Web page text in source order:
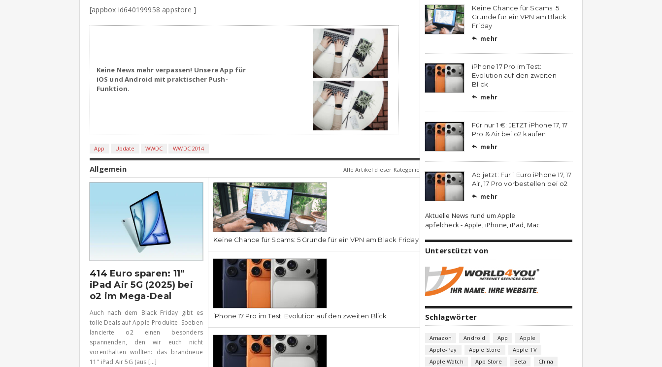
[appbox id640199958 appstore ]
Keine News mehr verpassen! Unsere App für
iOS und Android mit praktischer Push-
Funktion.
App Update WWDC WWDC 2014
Allgemein Alle Artikel dieser Kategorie
414 Euro sparen: 11″
iPad Air 5G (2025) bei
o2 im Mega-Deal
Auch nach dem Black Friday gibt es
tolle Deals auf Apple-Produkte. Soeben
lancierte o2 einen besonders
spannenden, den wir euch nicht
vorenthalten wollten: das brandneue
11" iPad Air 5G (aus [...]
Keine Chance für Scams: 5 Gründe für ein VPN am Black Friday
iPhone 17 Pro im Test: Evolution auf den zweiten Blick
Keine Chance für Scams: 5
Gründe für ein VPN am Black
Friday
 mehr
iPhone 17 Pro im Test:
Evolution auf den zweiten
Blick
 mehr
Für nur 1 €: JETZT iPhone 17, 17
Pro & Air bei o2 kaufen
 mehr
Ab jetzt: Für 1 Euro iPhone 17, 17
Air, 17 Pro vorbestellen bei o2
 mehr
Aktuelle News rund um Apple
apfelcheck - Apple, iPhone, iPad, Mac
Unterstützt von
Schlagwörter
Amazon Android App
Apple
Apple-Pay
Apple Store
Apple TV
Apple Watch
App Store Beta
China